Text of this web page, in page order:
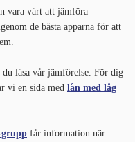
vara värt att jämföra
de bästa apparna för att
du läsa vår jämförelse. För dig
vi en sida med lån med låg
grupp får information när